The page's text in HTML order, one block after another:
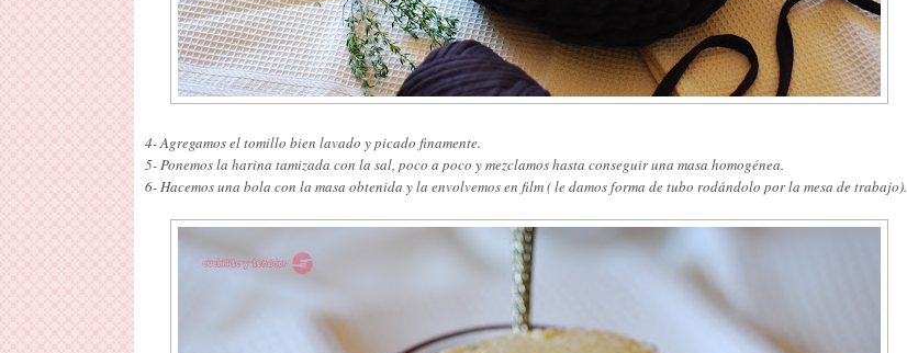
4- Agregamos el tomillo bien lavado y picado finamente.
5- Ponemos la harina tamizada con la sal, poco a poco y mezclamos hasta conseguir una masa homogénea.
6- Hacemos una bola con la masa obtenida y la envolvemos en film ( le damos forma de tubo rodándolo por la mesa de trabajo).